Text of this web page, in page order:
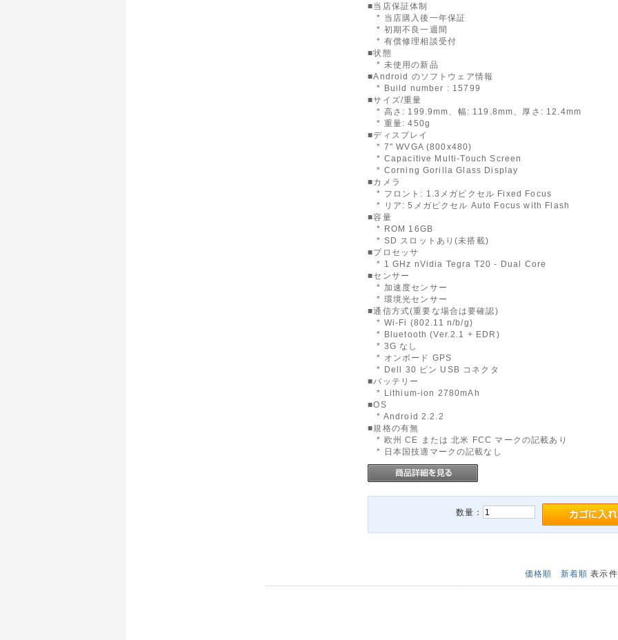
■当店保証体制
* 当店購入後一年保証
* 初期不良一週間
* 有償修理相談受付
■状態
* 未使用の新品
■Android のソフトウェア情報
* Build number : 15799
■サイズ/重量
* 高さ: 199.9mm、幅: 119.8mm、厚さ: 12.4mm
* 重量: 450g
■ディスプレイ
* 7" WVGA (800x480)
* Capacitive Multi-Touch Screen
* Corning Gorilla Glass Display
■カメラ
* フロント: 1.3メガピクセル Fixed Focus
* リア: 5メガピクセル Auto Focus with Flash
■容量
* ROM 16GB
* SD スロットあり(未搭載)
■プロセッサ
* 1 GHz nVidia Tegra T20 - Dual Core
■センサー
* 加速度センサー
* 環境光センサー
■通信方式(重要な場合は要確認)
* Wi-Fi (802.11 n/b/g)
* Bluetooth (Ver.2.1 + EDR)
* 3G なし
* オンボード GPS
* Dell 30 ピン USB コネクタ
■バッテリー
* Lithium-ion 2780mAh
■OS
* Android 2.2.2
■規格の有無
* 欧州 CE または 北米 FCC マークの記載あり
* 日本国技適マークの記載なし
数量：
価格順 新着順 表示